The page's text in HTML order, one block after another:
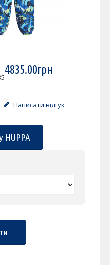
4835.00грн
Написати відгук
HUPPA